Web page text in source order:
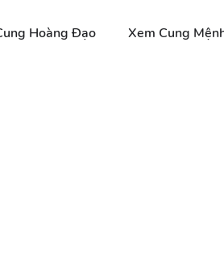
Hoàng Đạo Xem Cung